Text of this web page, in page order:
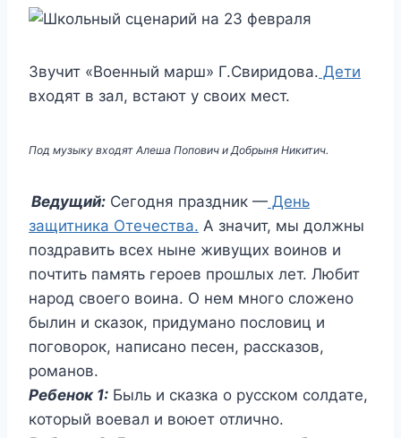
Звучит «Военный марш» Г.Свиридова. Дети
входят в зал, встают у своих мест.
Под музыку входят Алеша Попович и Добрыня Никитич.
Ведущий: Сегодня праздник — День
защитника Отечества. А значит, мы должны
поздравить всех ныне живущих воинов и
почтить память героев прошлых лет. Любит
народ своего воина. О нем много сложено
былин и сказок, придумано пословиц и
поговорок, написано песен, рассказов,
романов.
Ребенок 1: Быль и сказка о русском солдате,
который воевал и воюет отлично.